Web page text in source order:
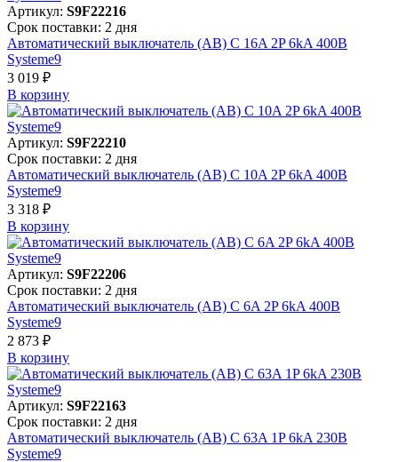
Артикул: S9F22216
Срок поставки: 2 дня
Автоматический выключатель (АВ) C 16A 2P 6kA 400В
Systeme9
3 019 ₽
В корзинy
Артикул: S9F22210
Срок поставки: 2 дня
Автоматический выключатель (АВ) C 10A 2P 6kA 400В
Systeme9
3 318 ₽
В корзинy
Артикул: S9F22206
Срок поставки: 2 дня
Автоматический выключатель (АВ) C 6A 2P 6kA 400В
Systeme9
2 873 ₽
В корзинy
Артикул: S9F22163
Срок поставки: 2 дня
Автоматический выключатель (АВ) C 63A 1P 6kA 230В
Systeme9